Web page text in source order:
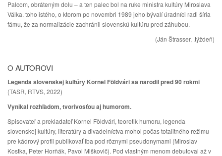
Palcom, obráteným dolu – a ten palec bol na ruke ministra kultúry Miroslava
Válka. toho istého, o ktorom po novembri 1989 jeho bývalí úradníci radi šíria
fámu, že za normalizácie zachránil slovenskú kultúru pred záhubou.
(Ján Štrasser, .týždeň)
O AUTOROVI
Legenda slovenskej kultúry Kornel Földvári sa narodil pred 90 rokmi
(TASR, RTVS, 2022)
Vynikal rozhľadom, tvorivosťou aj humorom.
Spisovateľ a prekladateľ Kornel Földvári, teoretik humoru, legenda
slovenskej kultúry, literatúry a divadelníctva mohol počas totalitného režimu
pre kádrový profil publikovať iba pod rôznymi pseudonymami (Miroslav
Kostka, Peter Horňák, Pavol Miškovič). Pod vlastným menom debutoval až v